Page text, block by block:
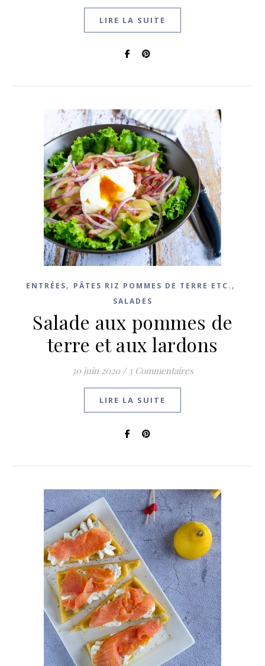
LIRE LA SUITE
ENTRÉES, PÂTES RIZ POMMES DE TERRE ETC. ,
SALADES
Salade aux pommes de
terre et aux lardons
30 juin 2020 / 3 Commentaires
LIRE LA SUITE